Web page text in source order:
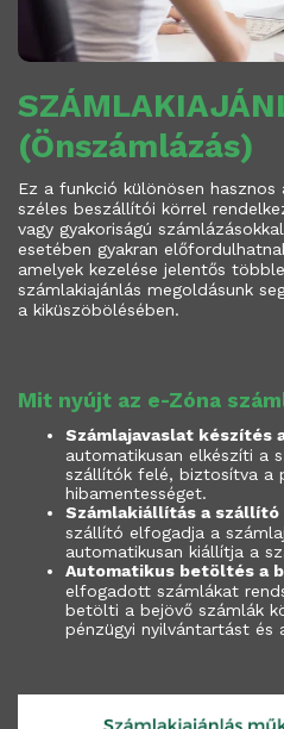
(Önszámlázás)
Ez a funkció különösen
széles beszállítói körrel
vagy gyakoriságú
esetében gyakran
amelyek kezelése jelentős
számlakiajánlás megoldásunk
a kiküszöbölésében.
Mit nyújt az e-Zóna
Számlajavaslat készítés
automatikusan elkészíti a
szállítók felé, biztosítva a
hibamentességet.
Számlakiállítás a szállító
szállító elfogadja a
automatikusan kiállítja a
Automatikus betöltés a
elfogadott számlákat
betölti a bejövő számlák
pénzügyi nyilvántartást és